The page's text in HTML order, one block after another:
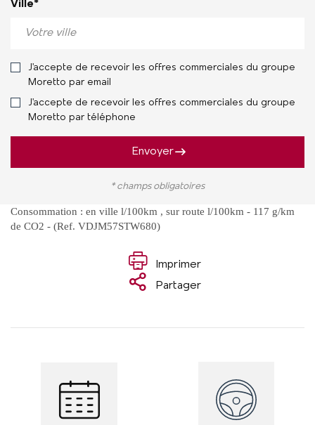
Ville*
J'accepte de recevoir les offres commerciales du groupe
Moretto par email
J'accepte de recevoir les offres commerciales du groupe
Moretto par téléphone
Envoyer
* champs obligatoires
Consommation : en ville l/100km , sur route l/100km - 117 g/km
de CO2 - (Ref. VDJM57STW680)
Imprimer
Partager